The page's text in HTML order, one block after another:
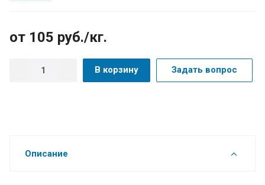
от 105 руб./кг.
В корзину Задать вопрос
Описание